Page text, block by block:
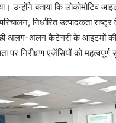
उन्होंने बताया कि लोकोमोटिव
निर्धारित उत्पादकता
अलग-अलग कैटेगरी के आइटमों की
पर निरीक्षण एजेंसियों को महत्वपूर्ण